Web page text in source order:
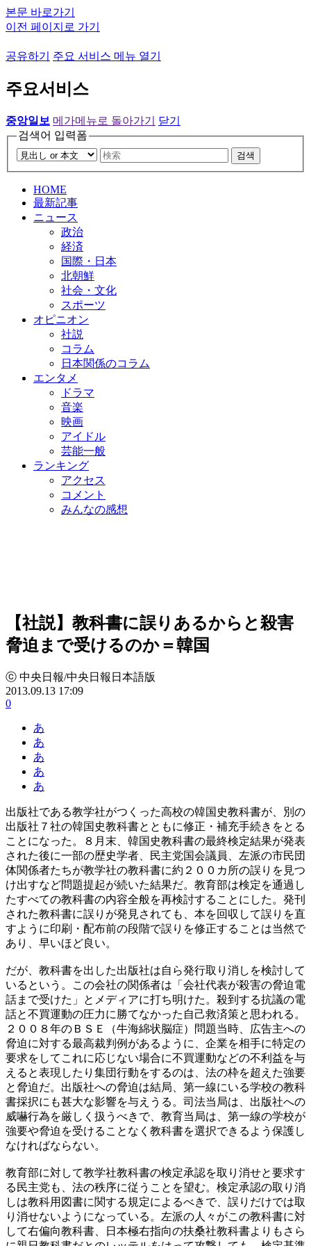
본문 바로가기
이전 페이지로 가기
공유하기 주요 서비스 메뉴 열기
주요서비스
중앙일보 메가메뉴로 돌아가기
닫기
검색어 입력폼
검색
HOME
最新記事
ニュース
政治
経済
国際・日本
北朝鮮
社会・文化
スポーツ
オピニオン
社説
コラム
日本関係のコラム
エンタメ
ドラマ
音楽
映画
アイドル
芸能一般
ランキング
アクセス
コメント
みんなの感想
【社説】教科書に誤りあるからと殺害
脅迫まで受けるのか＝韓国
ⓒ 中央日報/中央日報日本語版
2013.09.13 17:09
0
あ
あ
あ
あ
あ
出版社である教学社がつくった高校の韓国史教科書が、別の
出版社７社の韓国史教科書とともに修正・補充手続きをとる
ことになった。８月末、韓国史教科書の最終検定結果が発表
された後に一部の歴史学者、民主党国会議員、左派の市民団
体関係者たちが教学社の教科書に約２００カ所の誤りを見つ
け出すなど問題提起が続いた結果だ。教育部は検定を通過し
たすべての教科書の内容全般を再検討することにした。発刊
された教科書に誤りが発見されても、本を回収して誤りを直
すように印刷・配布前の段階で誤りを修正することは当然で
あり、早いほど良い。
だが、教科書を出した出版社は自ら発行取り消しを検討して
いるという。この会社の関係者は「会社代表が殺害の脅迫電
話まで受けた」とメディアに打ち明けた。殺到する抗議の電
話と不買運動の圧力に勝てなかった自己救済策と思われる。
２００８年のＢＳＥ（牛海綿状脳症）問題当時、広告主への
脅迫に対する最高裁判例があるように、企業を相手に特定の
要求をしてこれに応じない場合に不買運動などの不利益を与
えると表現したり集団行動をするのは、法の枠を超えた強要
と脅迫だ。出版社への脅迫は結局、第一線にいる学校の教科
書採択にも甚大な影響を与えうる。司法当局は、出版社への
威嚇行為を厳しく扱うべきで、教育当局は、第一線の学校が
強要や脅迫を受けることなく教科書を選択できるよう保護し
なければならない。
教育部に対して教学社教科書の検定承認を取り消せと要求す
る民主党も、法の秩序に従うことを望む。検定承認の取り消
しは教科用図書に関する規定によるべきで、誤りだけでは取
り消せないようになっている。左派の人々がこの教科書に対
して右偏向教科書、日本極右指向の扶桑社教科書よりもさら